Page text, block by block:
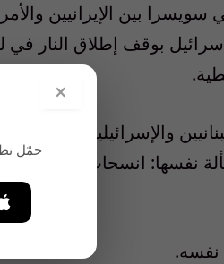
بين الإيرانيين
بوقف إطلاق النار في
والإسرائيليين سيلتقون
نفسها: انسحاب إسرائيلي
نفسه.
×
حمّل